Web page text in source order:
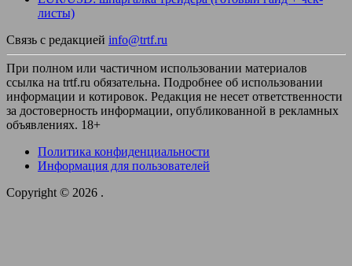
листы)
Связь с редакцией info@trtf.ru
При полном или частичном использовании материалов
ссылка на trtf.ru обязательна. Подробнее об использовании
информации и котировок. Редакция не несет ответственности
за достоверность информации, опубликованной в рекламных
объявлениях. 18+
Политика конфиденциальности
Информация для пользователей
Copyright © 2026 .